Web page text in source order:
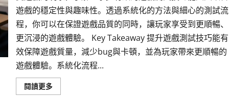
析
遊戲的穩定性與趣味性。透過系統化的方法與細心的測試流
程，你可以在保證遊戲品質的同時，讓玩家享受到更順暢、
更沉浸的遊戲體驗。 Key Takeaway 提升遊戲測試技巧能有
效保障遊戲質量，減少bug與卡頓，並為玩家帶來更順暢的
遊戲體驗。系統化流程...
閱讀更多Read
more